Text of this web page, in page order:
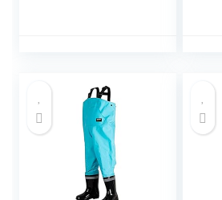
Rubberen Zool Anti-
slip Huisslippers